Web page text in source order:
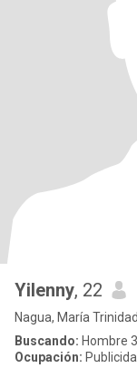
Yilenny, 22
Nagua, María
Buscando: Hombre
Ocupación: